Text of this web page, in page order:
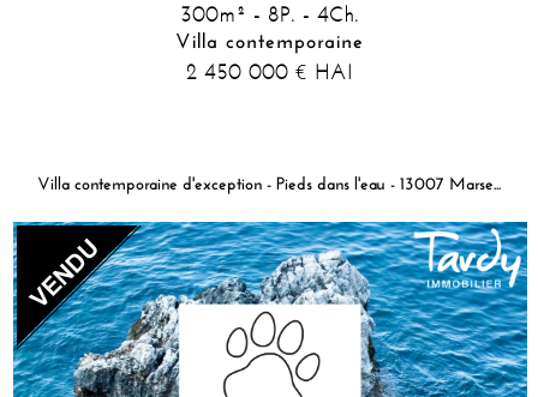
300m² - 8P. - 4Ch.
Villa contemporaine
2 450 000€ HAI
Villa contemporaine d'exception - Pieds dans l'eau - 13007 Marseille